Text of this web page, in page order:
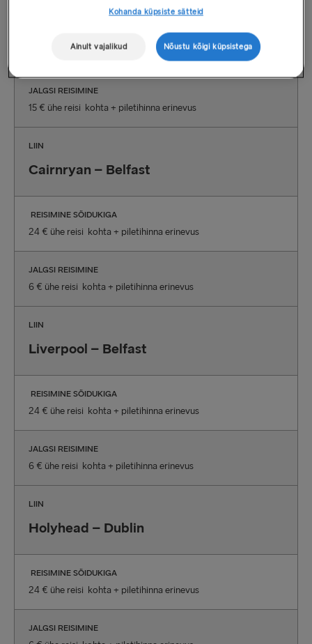
45 € ühe reisi kohta + piletihinna erinevus
JALGSI REISIMINE
15 € ühe reisi kohta + piletihinna erinevus
LIIN
Cairnryan – Belfast
REISIMINE SÕIDUKIGA
24 € ühe reisi kohta + piletihinna erinevus
JALGSI REISIMINE
6 € ühe reisi kohta + piletihinna erinevus
LIIN
Liverpool – Belfast
REISIMINE SÕIDUKIGA
24 € ühe reisi kohta + piletihinna erinevus
JALGSI REISIMINE
6 € ühe reisi kohta + piletihinna erinevus
LIIN
Holyhead – Dublin
REISIMINE SÕIDUKIGA
24 € ühe reisi kohta + piletihinna erinevus
JALGSI REISIMINE
Kohanda küpsiste sätteid
Ainult vajalikud Nõustu kõigi küpsistega